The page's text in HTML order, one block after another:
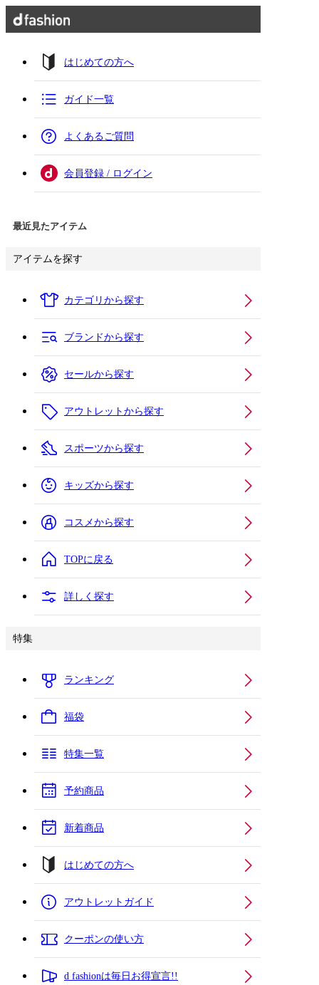
はじめての方へ
ガイド一覧
よくあるご質問
会員登録 / ログイン
最近見たアイテム
アイテムを探す
カテゴリから探す
ブランドから探す
セールから探す
アウトレットから探す
スポーツから探す
キッズから探す
コスメから探す
TOPに戻る
詳しく探す
特集
ランキング
福袋
特集一覧
予約商品
新着商品
はじめての方へ
アウトレットガイド
クーポンの使い方
d fashionは毎日お得宣言!!